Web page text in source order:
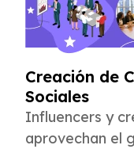
Creación de
Sociales
Influencers y
aprovechan el